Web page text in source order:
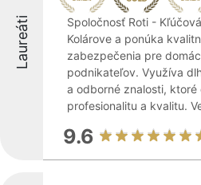
Laureáti
Spoločnosť Roti -
Kolárove a ponúka
zabezpečenia pre
podnikateľov. Využíva
a odborné znalosti, ktoré
profesionalitu a kvalitu.
9.6